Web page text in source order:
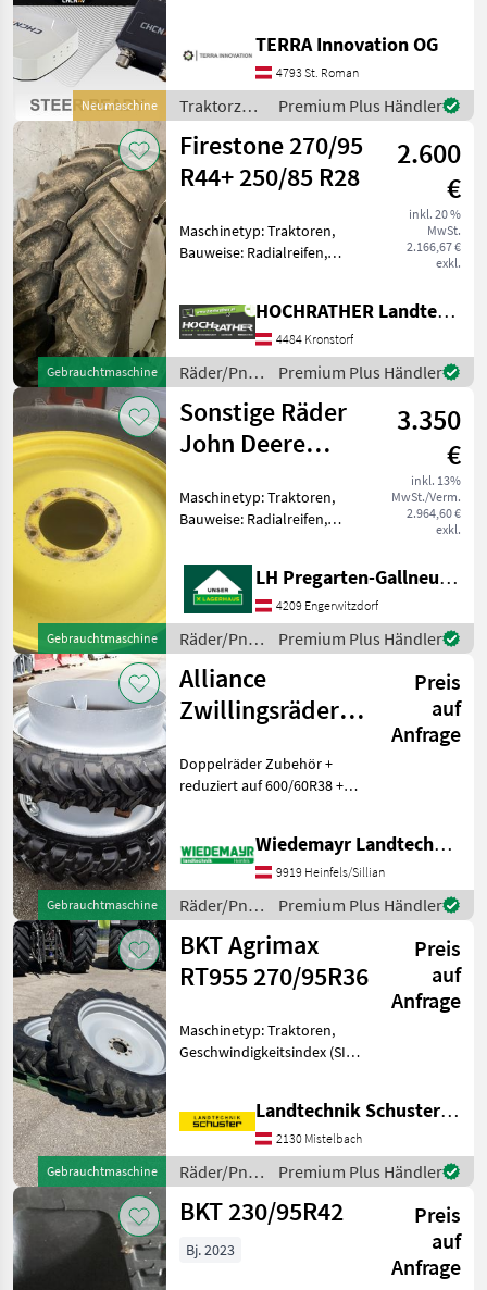
Neumaschine
Lenksystem Vorrüstung
zuzugreifen. Dabei wird kein
zusätzlicher Len
TERRA Innovation OG
4793 St. Roman
Traktorzubehör
/ CHC NAV
Premium Plus Händler
Gebrauchtmaschine
Firestone 270/95
R44+ 250/85 R28
2.600
€
inkl. 20 %
MwSt.
2.166,67 €
exkl.
Maschinetyp: Traktoren,
Bauweise: Radialreifen,
270/95 R44+ 250/85 R28
passend zu Steyr Serie
9085-9105 MT Derzeitige Sp
HOCHRATHER Landtechnik GmbH
4484 Kronstorf
Räder/Pneu/Felgen
/ Firestone
Premium Plus Händler
Gebrauchtmaschine
Sonstige Räder
John Deere
320/90R46
3.350
€
inkl. 13%
MwSt./Verm.
2.964,60 €
exkl.
Maschinetyp: Traktoren,
Bauweise: Radialreifen,
Kompletträder -
Pflegebereifung , Felgen
John Deere Spur 1800 mm,
Vorne 270/95 R 32, Hinten
320/
LH Pregarten-Gallneukirchen, Gallneukirchen
4209 Engerwitzdorf
Räder/Pneu/Felgen
/ Sonstige
Premium Plus Händler
Gebrauchtmaschine
Alliance
Zwillingsräder
Preis
auf
Anfrage
Doppelräder Zubehör +
reduziert auf 600/60R38 +
420/85R38, 16.9R38
Rücksprache bzw. Vergleich
Maß des Aufnahmeringes +
Wiedemayr Landtechnik GmbH
9919 Heinfels/Sillian
Räder/Pneu/Felgen
/ Alliance
Premium Plus Händler
Gebrauchtmaschine
BKT Agrimax
RT955 270/95R36
Preis
auf
Anfrage
Maschinetyp: Traktoren,
Geschwindigkeitsindex (SI):
Schlauchlos (TL), Bauweise:
Radialreifen,
Felgendurchmess
Landtechnik Schuster Niederlassung Mistelbach
2130 Mistelbach
Räder/Pneu/Felgen
/ BKT
Premium Plus Händler
BKT 230/95R42
Preis
auf
Anfrage
Bj. 2023